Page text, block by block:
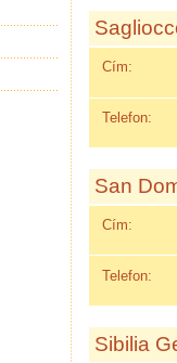
Cím:
Telefon:
San
Cím:
Telefon:
Sibilia